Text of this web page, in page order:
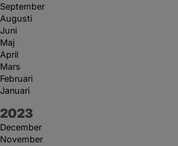
September
Augusti
Juni
Maj
April
Mars
Februari
Januari
År:
2023
December
November